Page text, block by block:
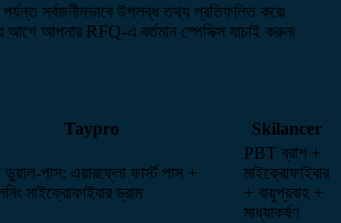
সর্বজনীনভাবে উপলব্ধ তথ্য প্রতিফলিত করে৷
আগে আপনার RFQ-এ বর্তমান স্পেসিক্স যাচাই করুন৷
Taypro Skilancer
ডুয়াল-পাস: এয়ারফ্লো ফার্স্ট পাস +
মাইক্রোফাইবার ড্রাম
PBT ব্রাশ +
মাইক্রোফাইবার
+ বায়ুপ্রবাহ +
মাধ্যাকর্ষণ